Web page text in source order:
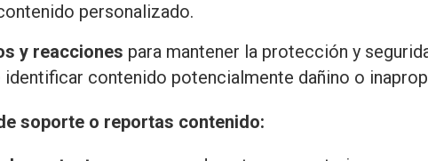
personalizado.
y reacciones para mantener la protección y
contenido potencialmente dañino o
soporte o reportas contenido: